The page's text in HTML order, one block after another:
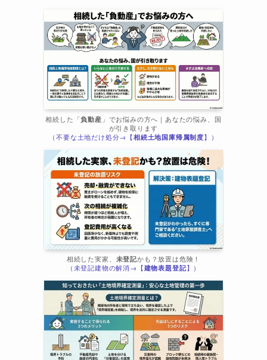
相続した「負動産 」でお悩みの方へ｜あなたの悩み、国
が引き取ります
（不要な土地だけ処分→【相続土地国庫帰属制度】）
相続した実家、 未登記かも？放置は危険！
（未登記建物の解消→【建物表題登記】）